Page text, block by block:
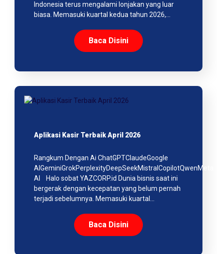
Indonesia terus mengalami lonjakan yang luar
biasa. Memasuki kuartal kedua tahun 2026,…
Baca Disini
Aplikasi Kasir Terbaik April 2026
Rangkum Dengan Ai ChatGPTClaudeGoogle
AIGeminiGrokPerplexityDeepSeekMistralCopilotQwenMeta
AI Halo sobat YAZCORP.id Dunia bisnis saat ini
bergerak dengan kecepatan yang belum pernah
terjadi sebelumnya. Memasuki kuartal…
Baca Disini